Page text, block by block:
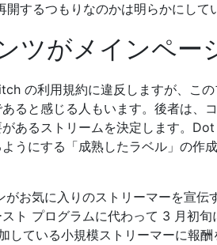
するつもりなのかは明らかにして
ツがメインペー
の利用規約に違反しますが、こ
ると感じる人もいます。後者は、
あるストリームを決定します。
うにする「成熟したラベル」の作
がお気に入りのストリーマーを宣
ト プログラムに代わって 3 月初
している小規模ストリーマーに報